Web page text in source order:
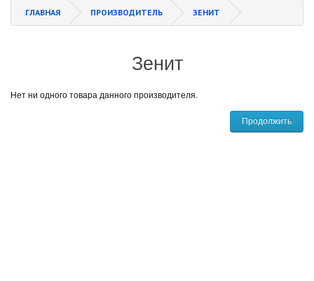
ГЛАВНАЯ ПРОИЗВОДИТЕЛЬ ЗЕНИТ
Зенит
Нет ни одного товара данного производителя.
Продолжить